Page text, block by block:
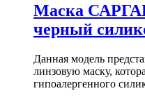
Маска
черный
Данная модель
линзовую маску,
гипоалергенного